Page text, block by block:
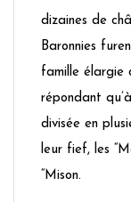
dizaines de
Baronnies
famille élargie
répondant
divisée en
leur fief, les
“Mison.